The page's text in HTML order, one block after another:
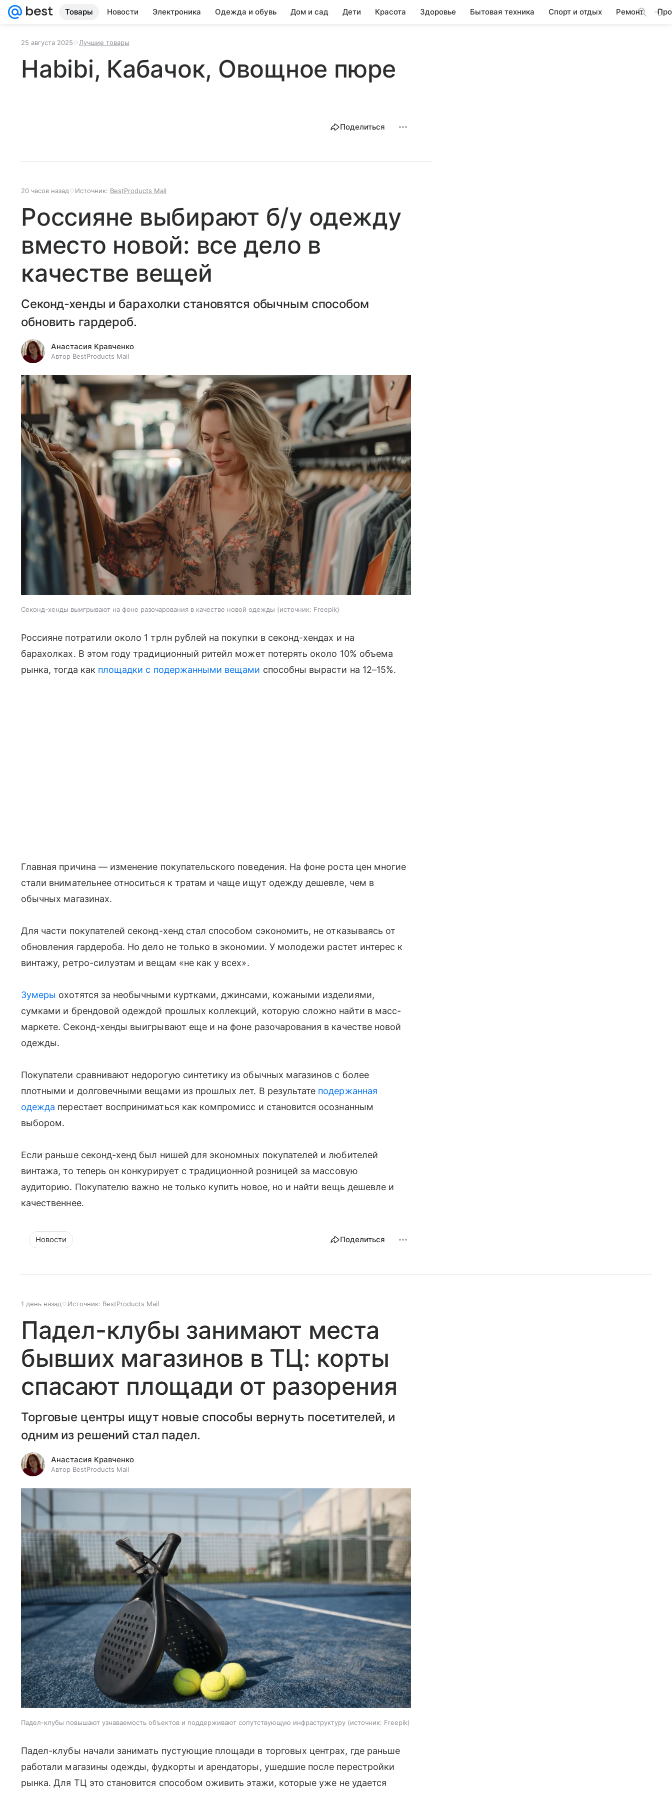
Товары Новости Электроника Одежда и обувь Дом и сад Дети Красота Здоровье Бытовая техника Спорт и отдых Ремонт
25 августа 2025 Лучшие товары
Habibi, Кабачок, Овощное пюре
Поделиться
20 часов назад Источник: BestProducts Mail
Россияне выбирают б/у одежду
вместо новой: все дело в
качестве вещей
Секонд-хенды и барахолки становятся обычным способом
обновить гардероб.
Анастасия Кравченко
Автор BestProducts Mail
Секонд-хенды выигрывают на фоне разочарования в качестве новой одежды источник: Freepik
Россияне потратили около 1 трлн рублей на покупки в секонд-хендах и на
барахолках. В этом году традиционный ритейл может потерять около 10% объема
рынка, тогда как площадки с подержанными вещами способны вырасти на 12–15%.
Главная причина — изменение покупательского поведения. На фоне роста цен многие
стали внимательнее относиться к тратам и чаще ищут одежду дешевле, чем в
обычных магазинах.
Для части покупателей секонд-хенд стал способом сэкономить, не отказываясь от
обновления гардероба. Но дело не только в экономии. У молодежи растет интерес к
винтажу, ретро-силуэтам и вещам «не как у всех».
Зумеры охотятся за необычными куртками, джинсами, кожаными изделиями,
сумками и брендовой одеждой прошлых коллекций, которую сложно найти в масс-
маркете. Секонд-хенды выигрывают еще и на фоне разочарования в качестве новой
одежды.
Покупатели сравнивают недорогую синтетику из обычных магазинов с более
плотными и долговечными вещами из прошлых лет. В результате подержанная
одежда перестает восприниматься как компромисс и становится осознанным
выбором.
Если раньше секонд-хенд был нишей для экономных покупателей и любителей
винтажа, то теперь он конкурирует с традиционной розницей за массовую
аудиторию. Покупателю важно не только купить новое, но и найти вещь дешевле и
качественнее.
Новости Поделиться
1 день назад Источник: BestProducts Mail
Падел-клубы занимают места
бывших магазинов в ТЦ: корты
спасают площади от разорения
Торговые центры ищут новые способы вернуть посетителей, и
одним из решений стал падел.
Анастасия Кравченко
Автор BestProducts Mail
Падел-клубы повышают узнаваемость объектов и поддерживают сопутствующую инфраструктуру источник: Freepik
Падел-клубы начали занимать пустующие площади в торговых центрах, где раньше
работали магазины одежды, фудкорты и арендаторы, ушедшие после перестройки
рынка. Для ТЦ это становится способом оживить этажи, которые уже не удается